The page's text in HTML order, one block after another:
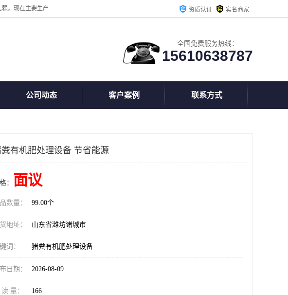
诸城汇泽机械有限公司是一家高新技术设备制造企业。公司坚持以高技术和，高服务于用户，以的环保机械制造设备赢的用户的信赖。现在主要生产死亡畜禽无害化处理和立式和卧式有机肥设备，搅拌机，烘干机，高温发酵机等。污水处理设备，固液分离机。气浮机，化制机等。公司秉承品质，用户至上，科技创新的经营理。 资质认证 实名商家
全国免费服务热线：
15610638787
公司动态 客户案例 联系方式
有机肥处理设备 节省能源
： 面议
数量： 99.00个
地址： 山东省潍坊诸城市
词： 猪粪有机肥处理设备
日期： 2026-08-09
量： 166